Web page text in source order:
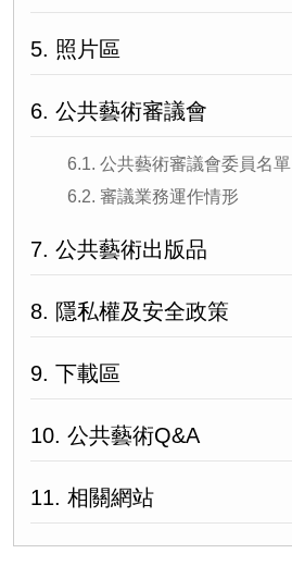
5. 照片區
6. 公共藝術審議會
6.1. 公共藝術審議會委員名單
6.2. 審議業務運作情形
7. 公共藝術出版品
8. 隱私權及安全政策
9. 下載區
10. 公共藝術Q&A
11. 相關網站